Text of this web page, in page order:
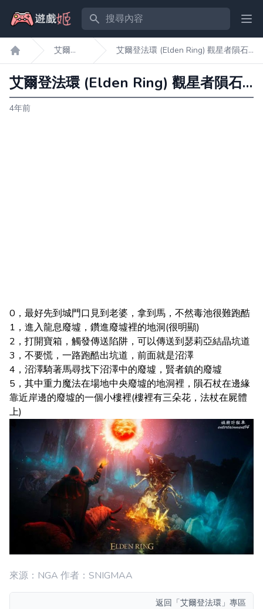
搜尋內容
遊戲姬首頁
艾爾登
法環
艾爾登法環 (Elden Ring) 觀星者隕石
杖獲取教學
艾爾登法環 (Elden Ring) 觀星者隕石杖獲取教學
4年前
0，最好先到城門口見到老婆，拿到馬，不然毒池很難跑酷
1，進入龍息廢墟，鑽進廢墟裡的地洞(很明顯)
2，打開寶箱，觸發傳送陷阱，可以傳送到瑟莉亞結晶坑道
3，不要慌，一路跑酷出坑道，前面就是沼澤
4，沼澤騎著馬尋找下沼澤中的廢墟，賢者鎮的廢墟
5，其中重力魔法在場地中央廢墟的地洞裡，隕石杖在邊緣
靠近岸邊的廢墟的一個小樓裡(樓裡有三朵花，法杖在屍體
上)
來源：NGA 作者：SNIGMAA
返回 「艾爾登法環」專區